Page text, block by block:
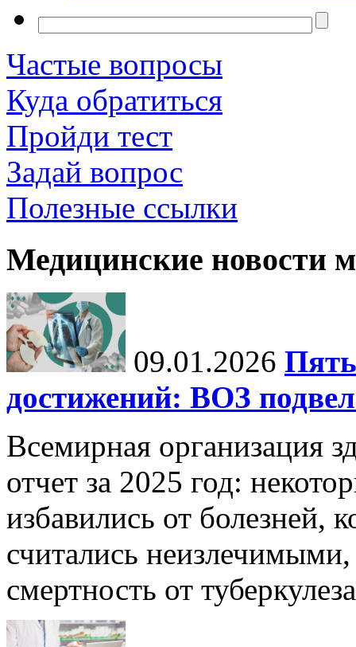
Частые вопросы
Куда обратиться
Пройди тест
Задай вопрос
Полезные ссылки
Медицинские новости
09.01.2026
достижений: ВОЗ
Всемирная организация
отчет за 2025 год:
избавились от болезней,
считались неизлечимыми,
смертность от